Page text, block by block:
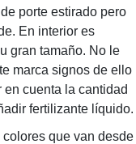
porte estirado pero
En interior es
gran tamaño. No le
marca signos de ello
cuenta la cantidad
fertilizante líquido.
que van desde